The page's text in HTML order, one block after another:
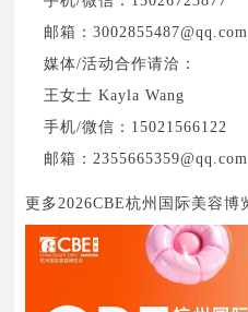
邮箱：3002855487@qq.com
媒体/活动合作请洽：
王女士 Kayla Wang
手机/微信：15021566122
邮箱：2355665359@qq.com
更多2026CBE杭州国际美容博